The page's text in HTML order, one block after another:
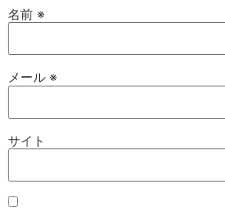
名前 ※
メール ※
サイト